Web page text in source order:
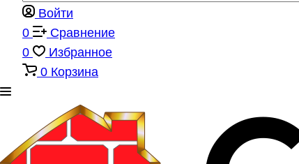
Войти
0
Сравнение
0
Избранное
0 Корзина